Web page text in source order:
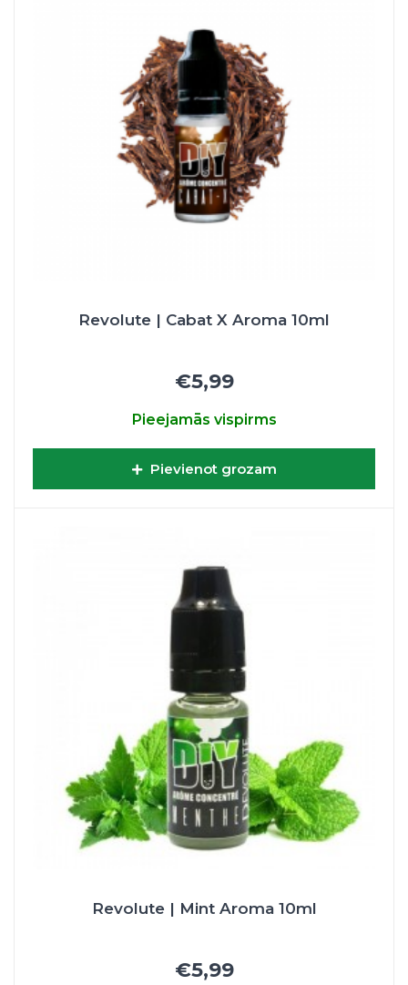
Revolute | Cabat X Aroma 10ml
€5,99
Pieejamās vispirms
Pievienot grozam
Revolute | Mint Aroma 10ml
€5,99